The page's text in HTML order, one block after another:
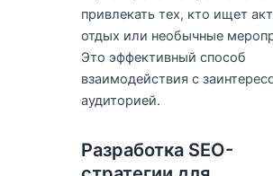
привлекать тех, кто ищет
отдых или необычные
Это эффективный способ
взаимодействия с
аудиторией.
Разработка SEO-